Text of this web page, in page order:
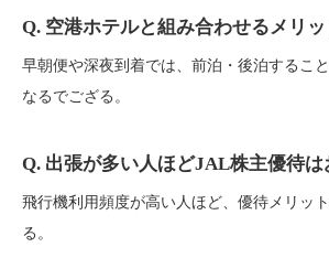
Q. 空港ホテルと組み合わせるメリッ
早朝便や深夜到着では、前泊・後泊するこ
なるでござる。
Q. 出張が多い人ほどJAL株主優待は
飛行機利用頻度が高い人ほど、優待メリッ
る。